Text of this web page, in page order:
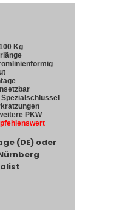
Kg
Spezialschlüssel
PKW
(DE) oder